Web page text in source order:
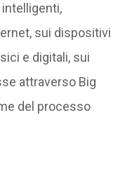
sui dispositivi
e digitali, sui
attraverso Big
del processo